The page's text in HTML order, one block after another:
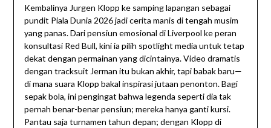
Kembalinya Jurgen Klopp ke samping lapangan sebagai
pundit Piala Dunia 2026 jadi cerita manis di tengah musim
yang panas. Dari pensiun emosional di Liverpool ke peran
konsultasi Red Bull, kini ia pilih spotlight media untuk tetap
dekat dengan permainan yang dicintainya. Video dramatis
dengan tracksuit Jerman itu bukan akhir, tapi babak baru—
di mana suara Klopp bakal inspirasi jutaan penonton. Bagi
sepak bola, ini pengingat bahwa legenda seperti dia tak
pernah benar-benar pensiun; mereka hanya ganti kursi.
Pantau saja turnamen tahun depan; dengan Klopp di